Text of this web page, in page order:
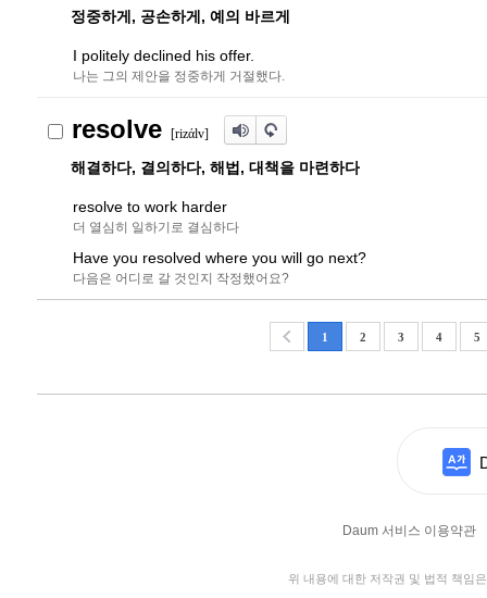
정중하게, 공손하게, 예의 바르게
I politely declined his offer.
나는 그의 제안을 정중하게 거절했다.
resolve [rizάlv]
해결하다, 결의하다, 해법, 대책을 마련하다
resolve to work harder
더 열심히 일하기로 결심하다
Have you resolved where you will go next?
다음은 어디로 갈 것인지 작정했어요?
1 2 3 4 5
Daum 서비스 이용약관
위 내용에 대한 저작권 및 법적 책임